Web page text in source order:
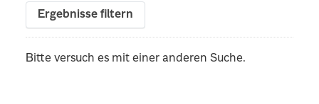
Ergebnisse filtern
Bitte versuch es mit einer anderen Suche.